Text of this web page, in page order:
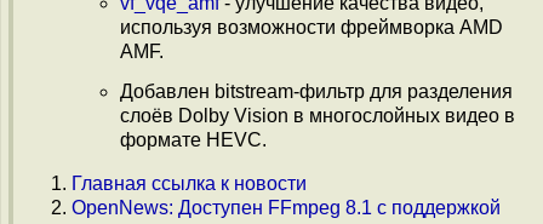
используя возможности фреймворка AMD
AMF.
Добавлен bitstream-фильтр для разделения
слоёв Dolby Vision в многослойных видео в
формате HEVC.
Главная ссылка к новости
OpenNews: Доступен FFmpeg 8.1 с поддержкой